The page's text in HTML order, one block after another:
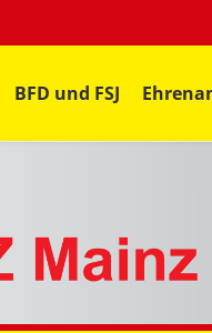
BFD und FSJ